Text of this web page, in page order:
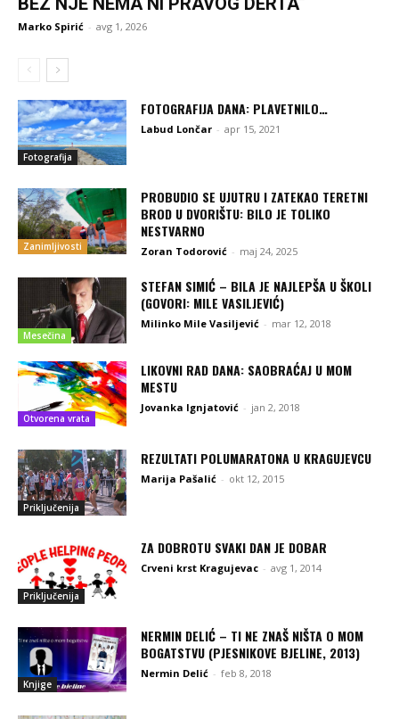
Marko Spirić - avg 1, 2026
Fotografija
FOTOGRAFIJA DANA: PLAVETNILO…
Labud Lončar - apr 15, 2021
Zanimljivosti
PROBUDIO SE UJUTRU I ZATEKAO TERETNI
BROD U DVORIŠTU: BILO JE TOLIKO
NESTVARNO
Zoran Todorović - maj 24, 2025
Mesečina
STEFAN SIMIĆ – BILA JE NAJLEPŠA U ŠKOLI
(GOVORI: MILE VASILJEVIĆ)
Milinko Mile Vasiljević - mar 12, 2018
Otvorena vrata
LIKOVNI RAD DANA: SAOBRAĆAJ U MOM
MESTU
Jovanka Ignjatović - jan 2, 2018
Priključenija
REZULTATI POLUMARATONA U KRAGUJEVCU
Marija Pašalić - okt 12, 2015
Priključenija
ZA DOBROTU SVAKI DAN JE DOBAR
Crveni krst Kragujevac - avg 1, 2014
Knjige
NERMIN DELIĆ – TI NE ZNAŠ NIŠTA O MOM
BOGATSTVU (PJESNIKOVE BJELINE, 2013)
Nermin Delić - feb 8, 2018